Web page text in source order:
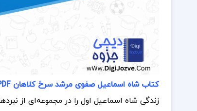
کتاب شاه اسماعیل صفوی مرشد سرخ کلاهان PDF
زندگی شاه اسماعیل اول را در مجموعه‌ای از